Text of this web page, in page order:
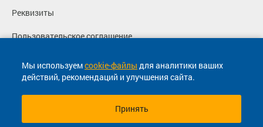
Мы используемcookie-файлы для аналитики ваших
действий, рекомендаций и улучшения сайта.
Принять
Реквизиты
Пользовательское соглашение
Политика конфиденциальности
Согласие на маркетинговые сообщения
© 2013-2026, ООО "Капитал"- Онлайн сервис продажи